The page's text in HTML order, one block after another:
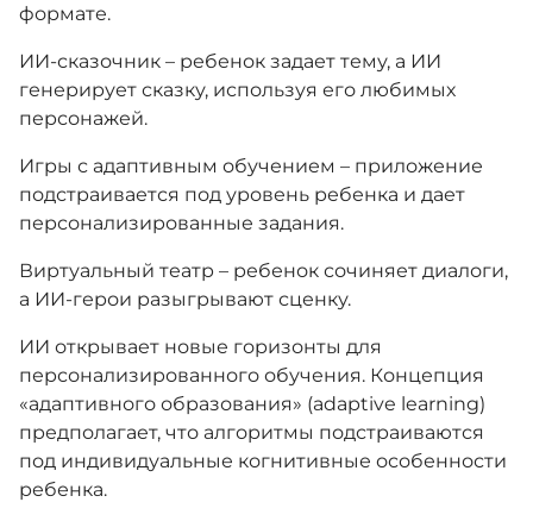
формате.
ИИ-сказочник – ребенок задает тему, а ИИ
генерирует сказку, используя его любимых
персонажей.
Игры с адаптивным обучением – приложение
подстраивается под уровень ребенка и дает
персонализированные задания.
Виртуальный театр – ребенок сочиняет диалоги,
а ИИ-герои разыгрывают сценку.
ИИ открывает новые горизонты для
персонализированного обучения. Концепция
«адаптивного образования» (adaptive learning)
предполагает, что алгоритмы подстраиваются
под индивидуальные когнитивные особенности
ребенка.